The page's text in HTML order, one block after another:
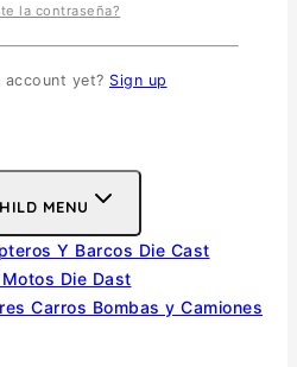
MENU
Y Barcos Die Cast
Die Dast
Carros Bombas y Camiones
la contraseña?
account yet? Sign up